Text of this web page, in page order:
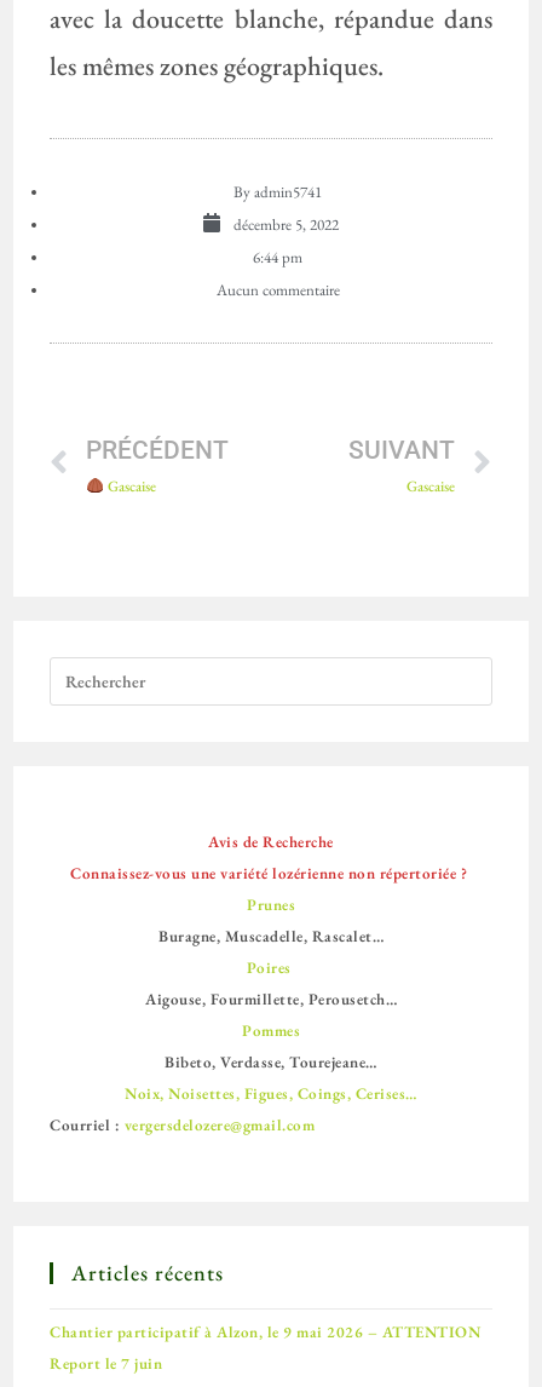
avec la doucette blanche, répandue dans
les mêmes zones géographiques.
Byadmin5741
décembre 5, 2022
6:44 pm
Aucun commentaire
PRÉCÉDENT
Gascaise
SUIVANT
Gascaise
Avis de Recherche
Connaissez-vous une variété lozérienne non répertoriée ?
Prunes
Buragne, Muscadelle, Rascalet…
Poires
Aigouse, Fourmillette, Perousetch…
Pommes
Bibeto, Verdasse, Tourejeane…
Noix, Noisettes, Figues, Coings, Cerises…
Courriel : vergersdelozere@gmail.com
Articles récents
Chantier participatif à Alzon, le 9 mai 2026 – ATTENTION
Report le 7 juin